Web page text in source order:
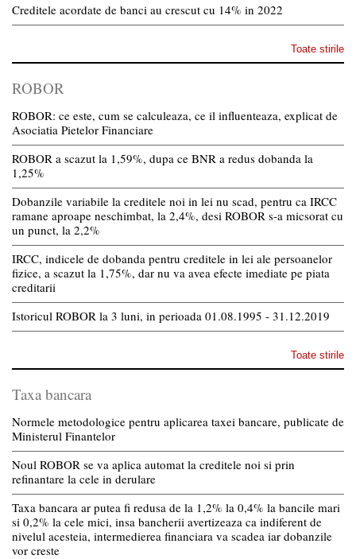
Creditele acordate de banci au crescut cu 14% in 2022
Toate stirile
ROBOR
ROBOR: ce este, cum se calculeaza, ce il influenteaza, explicat de
Asociatia Pietelor Financiare
ROBOR a scazut la 1,59%, dupa ce BNR a redus dobanda la
1,25%
Dobanzile variabile la creditele noi in lei nu scad, pentru ca IRCC
ramane aproape neschimbat, la 2,4%, desi ROBOR s-a micsorat cu
un punct, la 2,2%
IRCC, indicele de dobanda pentru creditele in lei ale persoanelor
fizice, a scazut la 1,75%, dar nu va avea efecte imediate pe piata
creditarii
Istoricul ROBOR la 3 luni, in perioada 01.08.1995 - 31.12.2019
Toate stirile
Taxa bancara
Normele metodologice pentru aplicarea taxei bancare, publicate de
Ministerul Finantelor
Noul ROBOR se va aplica automat la creditele noi si prin
refinantare la cele in derulare
Taxa bancara ar putea fi redusa de la 1,2% la 0,4% la bancile mari
si 0,2% la cele mici, insa bancherii avertizeaza ca indiferent de
nivelul acesteia, intermedierea financiara va scadea iar dobanzile
vor creste